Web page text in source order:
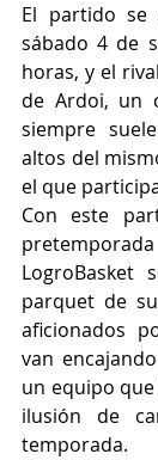
El partido se
sábado 4 de
horas, y el
de Ardoi, un
siempre
altos del
el que
Con este
LogroBasket
parquet de
aficionados
van
un equipo
ilusión de
temporada.